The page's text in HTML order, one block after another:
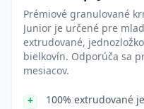
Prémiové granulované
Junior je určené pre
extrudované,
bielkovín. Odporúča sa
mesiacov.
100% extrudované